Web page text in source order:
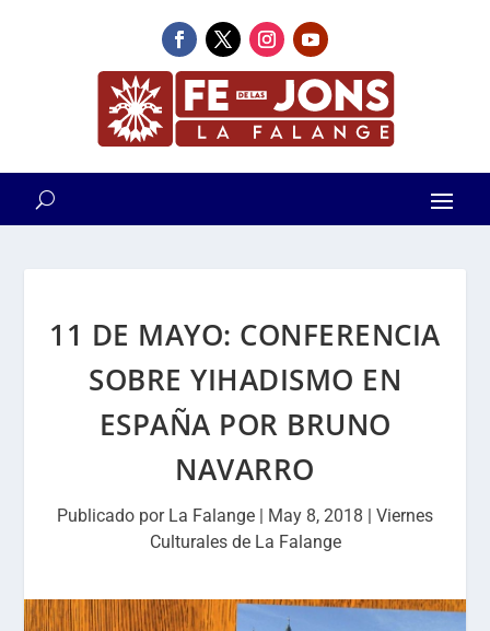
11 DE MAYO: CONFERENCIA
SOBRE YIHADISMO EN
ESPAÑA POR BRUNO
NAVARRO
Publicado por La Falange | May 8, 2018 | Viernes
Culturales de La Falange